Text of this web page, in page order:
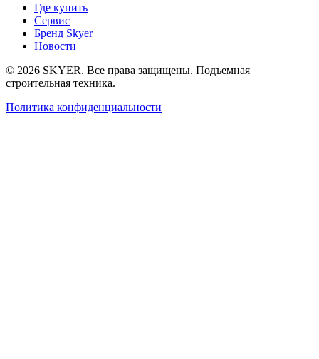
Где купить
Сервис
Бренд Skyer
Новости
© 2026 SKYER. Все права защищены. Подъемная
строительная техника.
Политика конфиденциальности